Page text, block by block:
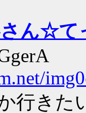
ん☆て
行きた